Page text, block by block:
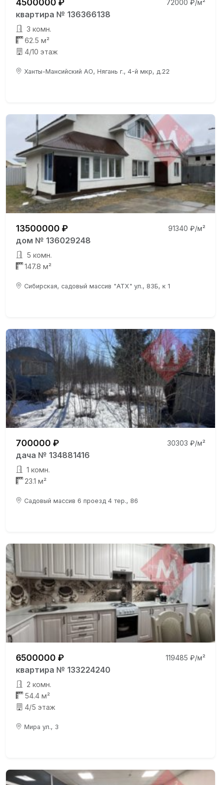
72000 ₽/м²
квартира № 136366138
3 комн.
62.5 м²
4/10 этаж
Ханты-Мансийский АО, Нягань г., 4-й мкр, д.22
13500000 ₽ 91340 ₽/м²
дом № 136029248
5 комн.
147.8 м²
Сибирская, садовый массив "АТХ" ул., 83Б, к 1
700000 ₽ 30303 ₽/м²
дача № 134881416
1 комн.
23.1 м²
Садовый массив 6 проезд 4 тер., 86
6500000 ₽ 119485 ₽/м²
квартира № 133224240
2 комн.
54.4 м²
4/5 этаж
Мира ул., 3